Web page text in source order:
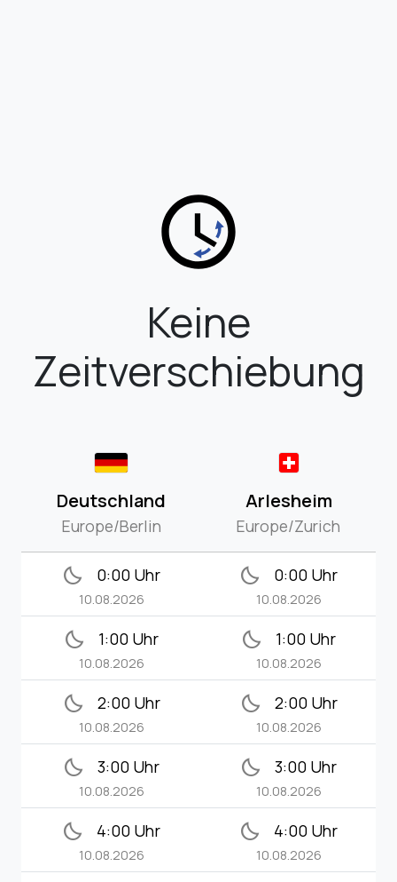
Keine
Zeitverschiebung
Deutschland
Europe/Berlin
Arlesheim
Europe/Zurich
bedtime 0:00 Uhr
10.08.2026
bedtime 0:00 Uhr
10.08.2026
bedtime 1:00 Uhr
10.08.2026
bedtime 1:00 Uhr
10.08.2026
bedtime 2:00 Uhr
10.08.2026
bedtime 2:00 Uhr
10.08.2026
bedtime 3:00 Uhr
10.08.2026
bedtime 3:00 Uhr
10.08.2026
bedtime 4:00 Uhr
10.08.2026
bedtime 4:00 Uhr
10.08.2026